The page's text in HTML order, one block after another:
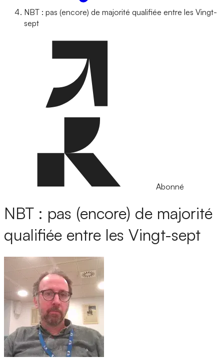
NBT : pas (encore) de majorité qualifiée entre les Vingt-
sept
Abonné
NBT : pas (encore) de majorité
qualifiée entre les Vingt-sept